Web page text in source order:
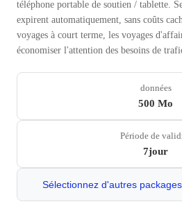
téléphone portable de soutien / tablette.
expirent automatiquement, sans coûts
voyages à court terme, les voyages
économiser l'attention des besoins de
données
500 Mo
Période de
7jour
Sélectionnez d'autres